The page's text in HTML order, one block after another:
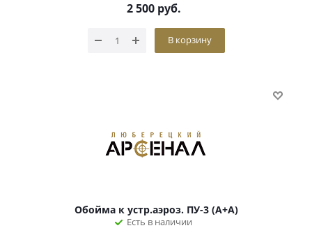
2 500 руб.
В корзину
Обойма к устр.аэроз. ПУ-3 (А+А)
Есть в наличии